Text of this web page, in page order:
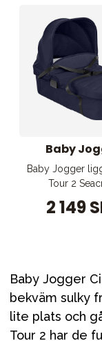
Baby
Baby Jogger
Tour 2
2 149
Baby Jogger
bekväm sulky
lite plats och
Tour 2 har de